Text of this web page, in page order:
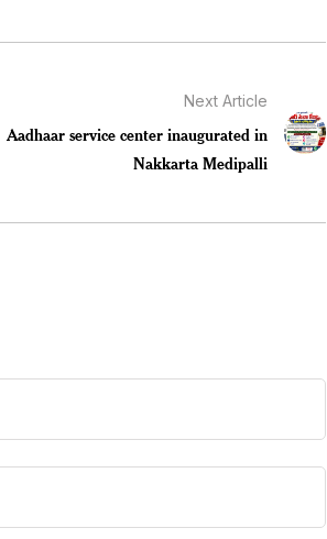
Next Article
Aadhaar service center inaugurated in
Nakkarta Medipalli